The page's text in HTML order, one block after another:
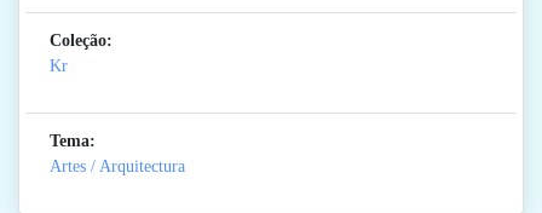
Coleção:
Kr
Tema:
Artes / Arquitectura